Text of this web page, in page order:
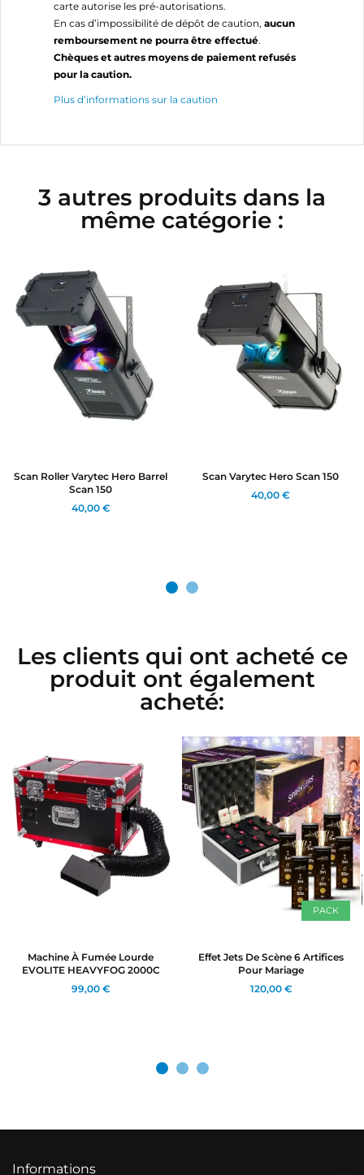
carte autorise les pré-autorisations.
En cas d’impossibilité de dépôt de caution, aucun
remboursement ne pourra être effectué.
Chèques et autres moyens de paiement refusés
pour la caution.
Plus d’informations sur la caution
3 autres produits dans la
même catégorie :
Scan Roller Varytec Hero Barrel
Scan 150
40,00 €
Scan Varytec Hero Scan 150
40,00 €
Les clients qui ont acheté ce
produit ont également
acheté:
Machine À Fumée Lourde
EVOLITE HEAVYFOG 2000C
99,00 €
PACK
Effet Jets De Scène 6 Artifices
Pour Mariage
120,00 €
Informations